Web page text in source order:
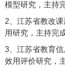
模型研究，主持
2 、江苏省教改
用研究，主持完
3 、江苏省教育
效用评价研究，